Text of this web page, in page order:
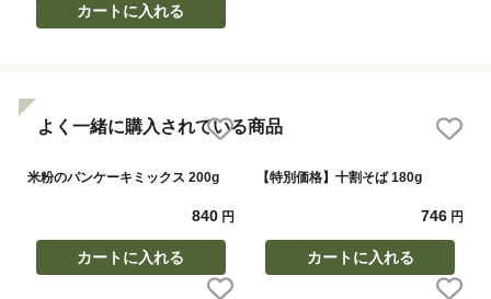
カートに入れる
よく一緒に購入されている商品
米粉のパンケーキミックス 200g
840円
カートに入れる
【特別価格】十割そば 180g
746 円
カートに入れる